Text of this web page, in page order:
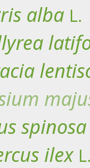
alba L.
spinosa
ilex L.